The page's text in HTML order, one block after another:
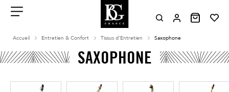
contenu
Accueil Entretien & Confort Tissus d'Entretien Saxophone
SAXOPHONE